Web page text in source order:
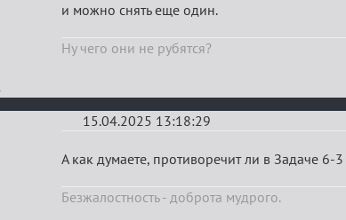
и можно снять еще один.
Ну чего они не рубятся?
15.04.2025 13:18:29
Re:
штурм
А как думаете, противоречит ли в Задаче 6-
Безжалостность - доброта мудрого.